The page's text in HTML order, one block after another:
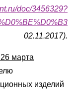
doc/3456329?
02.11.2017).
марта
изделий